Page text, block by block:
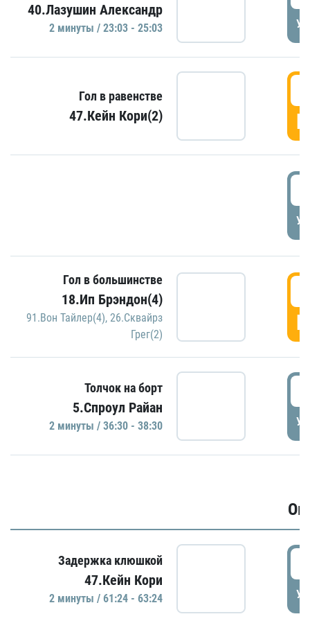
40.Лазушин Александр
2 минуты / 23:03 - 25:03
Гол в равенстве
47.Кейн Кори(2)
Гол в большинстве
18.Ип Брэндон(4)
91.Вон Тайлер(4), 26.Сквайрз
Грег(2)
Толчок на борт
5.Спроул Райан
2 минуты / 36:30 - 38:30
Задержка клюшкой
47.Кейн Кори
2 минуты / 61:24 - 63:24